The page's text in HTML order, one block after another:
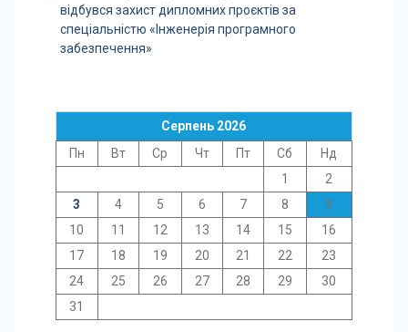
відбувся захист дипломних проєктів за
спеціальністю «Інженерія програмного
забезпечення»
Серпень 2026
Пн
Вт Ср Чт Пт Сб
Нд
1
2
3
4 5 6 7 8
9
10
11 12 13 14 15
16
17
18 19 20 21 22
23
24
25 26 27 28 29
30
31